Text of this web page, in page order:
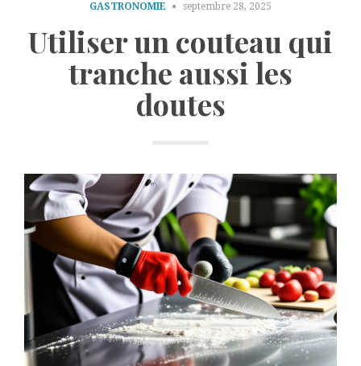
GASTRONOMIE septembre 28, 2025
Utiliser un couteau qui
tranche aussi les
doutes